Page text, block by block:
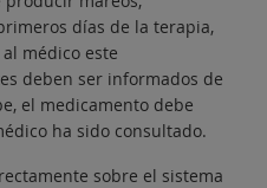
días de la terapia,
médico este
deben ser informados de
el medicamento debe
ha sido consultado.
sobre el sistema